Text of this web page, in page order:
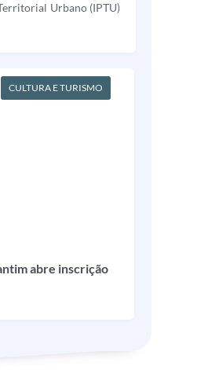
Urbano (IPTU)
A solicitação pode
CULTURA E TURISMO
abre inscrição